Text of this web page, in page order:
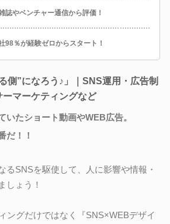
誌やベンチャー通信から評価！
98％が経験ゼロからスタート！
側”になろう♪」｜SNS運用・広告制
マーケティングなど
いたショート動画やWEB広告。
だ！！
るSNSを駆使して、人に影響や情報・
しょう！
ングだけではなく『SNS×WEBデザイ